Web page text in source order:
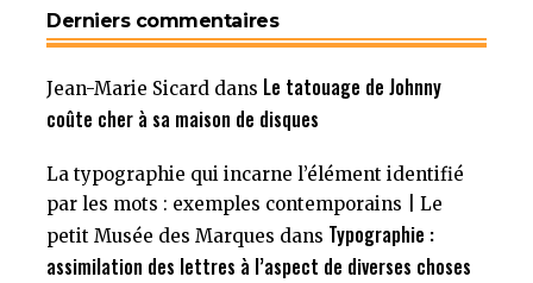
Derniers commentaires
Jean-Marie Sicard dans Le tatouage de Johnny
coûte cher à sa maison de disques
La typographie qui incarne l’élément identifié
par les mots : exemples contemporains | Le
petit Musée des Marques dans Typographie :
assimilation des lettres à l’aspect de diverses choses